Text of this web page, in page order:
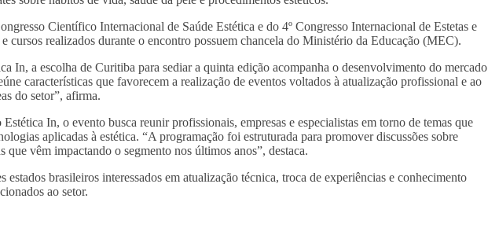
Científico Internacional de Saúde Estética e do 4º Congresso Internacional de Estetas e
cursos realizados durante o encontro possuem chancela do Ministério da Educação (MEC).
In, a escolha de Curitiba para sediar a quinta edição acompanha o desenvolvimento do mercado
características que favorecem a realização de eventos voltados à atualização profissional e ao
do setor”, afirma.
In, o evento busca reunir profissionais, empresas e especialistas em torno de temas que
aplicadas à estética. “A programação foi estruturada para promover discussões sobre
vêm impactando o segmento nos últimos anos”, destaca.
brasileiros interessados em atualização técnica, troca de experiências e conhecimento
ao setor.